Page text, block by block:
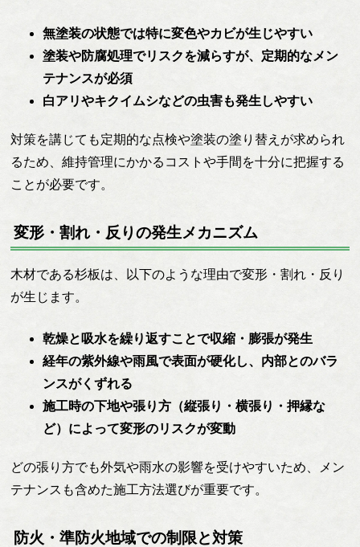
無塗装の状態では特に変色やカビが生じやすい
塗装や防腐処理でリスクを減らすが、定期的なメン
テナンスが必須
白アリやキクイムシなどの虫害も発生しやすい
対策を講じても定期的な点検や塗装の塗り替えが求められ
るため、維持管理にかかるコストや手間を十分に把握する
ことが必要です。
変形・割れ・反りの発生メカニズム
木材である杉板は、以下のような理由で変形・割れ・反り
が生じます。
乾燥と吸水を繰り返すことで収縮・膨張が発生
経年の紫外線や雨風で表面が硬化し、内部とのバラ
ンスがくずれる
施工時の下地や張り方（縦張り・横張り・押縁な
ど）によって変形のリスクが変動
どの張り方でも外気や雨水の影響を受けやすいため、メン
テナンスも含めた施工方法選びが重要です。
防火・準防火地域での制限と対策